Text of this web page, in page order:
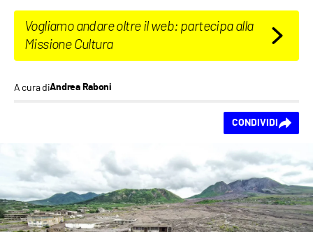
Vogliamo andare oltre il web: partecipa alla
Missione Cultura
A cura diAndrea Raboni
CONDIVIDI